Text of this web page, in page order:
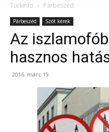
Türkinfo
Párbeszéd
Párbeszéd Szót kérek
Az
hasznos
2016. márc 19.